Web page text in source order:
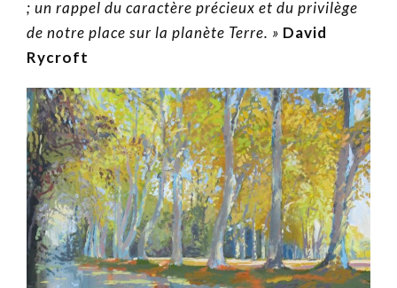
; un rappel du caractère précieux et du privilège
de notre place sur la planète Terre. » David
Rycroft